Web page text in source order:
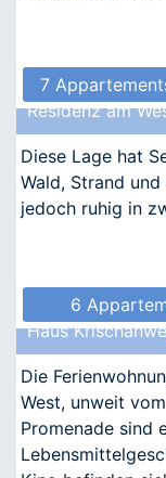
7
Residenz am
Diese Lage hat
Wald, Strand
jedoch ruhig in
6
Haus
Die
West, unweit
Promenade sind